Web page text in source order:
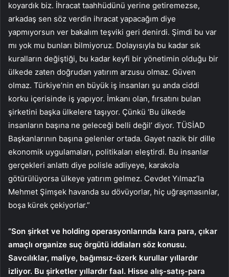
koyardık biz. İhracat taahhüdünü yerine getiremezse,
arkadaş sen söz verdin ihracat yapacağım diye
yapmıyorsun ver bakalım teşviki geri denirdi. Şimdi bu var
mı yok mu bunları bilmiyoruz. Dolayısıyla bu kadar sık
kuralların değiştiği, bu kadar keyfi bir yönetimin olduğu bir
ülkede zaten doğrudan yatırım arzusu olmaz. Güven
olmaz. Türkiye’nin en büyük iş insanları şu anda ciddi
korku içerisinde iş yapıyor. İmkanı olan, fırsatını bulan
şirketini başka ülkelere taşıyor. Çünkü ‘Bu ülkede
insanların başına ne geleceği belli değil’ diyor. TÜSİAD
Başkanlarının başına gelenler ortada. Gayet nazik bir dille
ekonomik uygulamaları, politikaları eleştirdi. Bu insanlar
gerçekleri anlattı diye polisle adliyeye, karakola
götürülüyorsa ülkeye yatırım gelmez. Cevdet Yılmaz’la
Mehmet Şimşek havanda su dövüyorlar, hiç uğraşmasınlar,
boşa kürek çekiyorlar.”
“Son şirket ve holding operasyonlarında kara para, çıkar
amaçlı organize suç örgütü iddiaları söz konusu.
Savcılıklar, maliye, bağımsız-özerk kurullar yıllardır
izliyor. Bu şirketler yıllardır faal. Hisse alış-satış-para